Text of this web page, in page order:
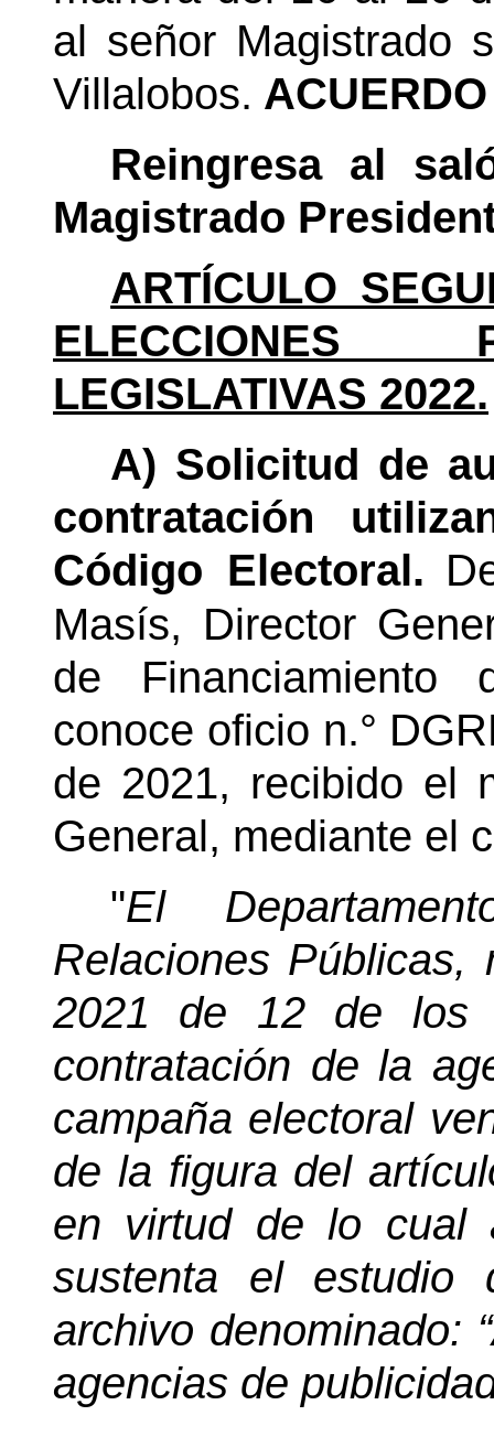
al señor Magistrado
Villalobos.
Reingresa al
Magistrado
ARTÍCULO
ELECCIONES
LEGISLATIVAS 2022.
A) Solicitud de
contratación
Código Electoral.
Masís, Director
de Financiamiento
conoce oficio n.°
de 2021, recibido el
General, mediante el
"El
Relaciones Públicas,
2021 de 12 de los
contratación de la
campaña electoral
de la figura del
en virtud de lo cual
sustenta el estudio
archivo denominado:
agencias de